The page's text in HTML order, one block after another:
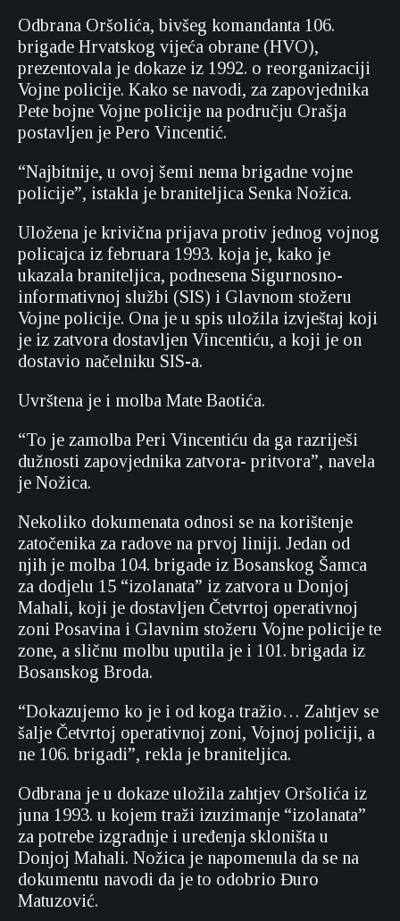
Odbrana Oršolića, bivšeg komandanta 106.
brigade Hrvatskog vijeća obrane (HVO),
prezentovala je dokaze iz 1992. o reorganizaciji
Vojne policije. Kako se navodi, za zapovjednika
Pete bojne Vojne policije na području Orašja
postavljen je Pero Vincentić.
“Najbitnije, u ovoj šemi nema brigadne vojne
policije”, istakla je braniteljica Senka Nožica.
Uložena je krivična prijava protiv jednog vojnog
policajca iz februara 1993. koja je, kako je
ukazala braniteljica, podnesena Sigurnosno-
informativnoj službi (SIS) i Glavnom stožeru
Vojne policije. Ona je u spis uložila izvještaj koji
je iz zatvora dostavljen Vincentiću, a koji je on
dostavio načelniku SIS-a.
Uvrštena je i molba Mate Baotića.
“To je zamolba Peri Vincentiću da ga razriješi
dužnosti zapovjednika zatvora- pritvora”, navela
je Nožica.
Nekoliko dokumenata odnosi se na korištenje
zatočenika za radove na prvoj liniji. Jedan od
njih je molba 104. brigade iz Bosanskog Šamca
za dodjelu 15 “izolanata” iz zatvora u Donjoj
Mahali, koji je dostavljen Četvrtoj operativnoj
zoni Posavina i Glavnim stožeru Vojne policije te
zone, a sličnu molbu uputila je i 101. brigada iz
Bosanskog Broda.
“Dokazujemo ko je i od koga tražio… Zahtjev se
šalje Četvrtoj operativnoj zoni, Vojnoj policiji, a
ne 106. brigadi”, rekla je braniteljica.
Odbrana je u dokaze uložila zahtjev Oršolića iz
juna 1993. u kojem traži izuzimanje “izolanata”
za potrebe izgradnje i uređenja skloništa u
Donjoj Mahali. Nožica je napomenula da se na
dokumentu navodi da je to odobrio Đuro
Matuzović.